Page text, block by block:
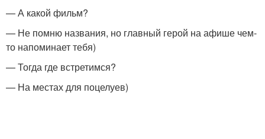
— А какой фильм?
— Не помню названия, но главный герой на афише чем-
то напоминает тебя)
— Тогда где встретимся?
— На местах для поцелуев)